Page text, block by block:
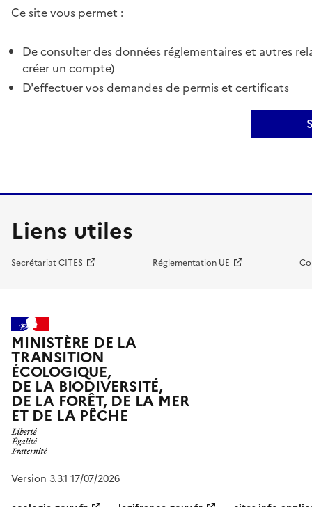
Ce site vous permet :
De consulter des données réglementaires et autres
créer un compte)
D'effectuer vos demandes de permis et certificats
Liens utiles
Secrétariat CITES Réglementation UE
MINISTÈRE DE LA
TRANSITION
ÉCOLOGIQUE,
DE LA BIODIVERSITÉ,
DE LA FORÊT, DE LA MER
ET DE LA PÊCHE
Version 3.3.1 17/07/2026